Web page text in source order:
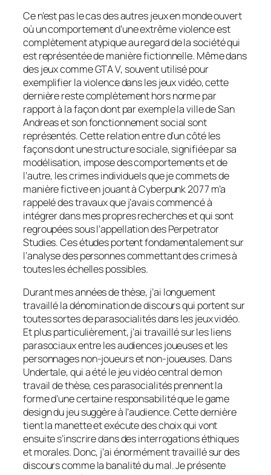
Ce n’est pas le cas des autres jeux en monde ouvert
où un comportement d’une extrême violence est
complètement atypique au regard de la société qui
est représentée de manière fictionnelle. Même dans
des jeux comme GTA V, souvent utilisé pour
exemplifier la violence dans les jeux vidéo, cette
dernière reste complètement hors norme par
rapport à la façon dont par exemple la ville de San
Andreas et son fonctionnement social sont
représentés. Cette relation entre d’un côté les
façons dont une structure sociale, signifiée par sa
modélisation, impose des comportements et de
l’autre, les crimes individuels que je commets de
manière fictive en jouant à Cyberpunk 2077 m’a
rappelé des travaux que j’avais commencé à
intégrer dans mes propres recherches et qui sont
regroupées sous l’appellation des Perpetrator
Studies. Ces études portent fondamentalement sur
l’analyse des personnes commettant des crimes à
toutes les échelles possibles.
Durant mes années de thèse, j’ai longuement
travaillé la dénomination de discours qui portent sur
toutes sortes de parasocialités dans les jeux vidéo.
Et plus particulièrement, j’ai travaillé sur les liens
parasociaux entre les audiences joueuses et les
personnages non-joueurs et non-joueuses. Dans
Undertale, qui a été le jeu vidéo central de mon
travail de thèse, ces parasocialités prennent la
forme d’une certaine responsabilité que le game
design du jeu suggère à l’audience. Cette dernière
tient la manette et exécute des choix qui vont
ensuite s’inscrire dans des interrogations éthiques
et morales. Donc, j’ai énormément travaillé sur des
discours comme la banalité du mal. Je présente